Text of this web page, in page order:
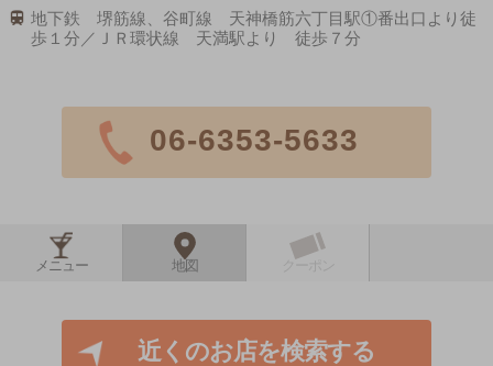
地下鉄 堺筋線、谷町線 天神橋筋六丁目駅①番出口より徒
歩１分／ＪＲ環状線 天満駅より 徒歩７分
06-6353-5633
メニュー 地図
近くのお店を検索する